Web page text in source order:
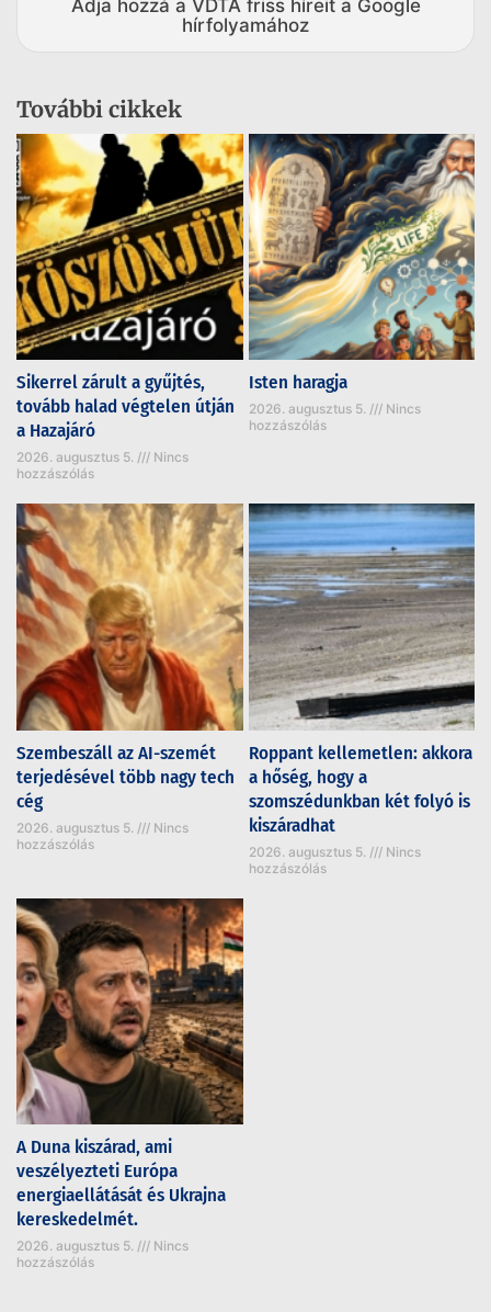
Adja hozzá a VDTA friss híreit a Google
hírfolyamához
További cikkek
Sikerrel zárult a gyűjtés,
tovább halad végtelen útján
a Hazajáró
2026. augusztus 5.
Nincs
hozzászólás
Isten haragja
2026. augusztus 5.
Nincs
hozzászólás
Szembeszáll az AI-szemét
terjedésével több nagy tech
cég
2026. augusztus 5.
Nincs
hozzászólás
Roppant kellemetlen: akkora
a hőség, hogy a
szomszédunkban két folyó is
kiszáradhat
2026. augusztus 5.
Nincs
hozzászólás
A Duna kiszárad, ami
veszélyezteti Európa
energiaellátását és Ukrajna
kereskedelmét.
2026. augusztus 5.
Nincs
hozzászólás